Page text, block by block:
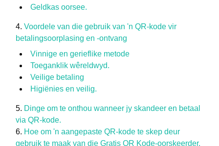
Geldkas oorsee.
Voordele van die gebruik van 'n QR-kode vir
betalingsoorplasing en -ontvang
Vinnige en gerieflike metode
Toeganklik wêreldwyd.
Veilige betaling
Higiënies en veilig.
Dinge om te onthou wanneer jy skandeer en betaal
via QR-kode.
Hoe om 'n aangepaste QR-kode te skep deur
gebruik te maak van die Gratis QR Kode-oorskeerder.